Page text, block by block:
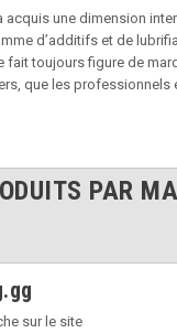
acquis une dimension
d’additifs et de
fait toujours figure de
que les professionnels
PAR
sur le site